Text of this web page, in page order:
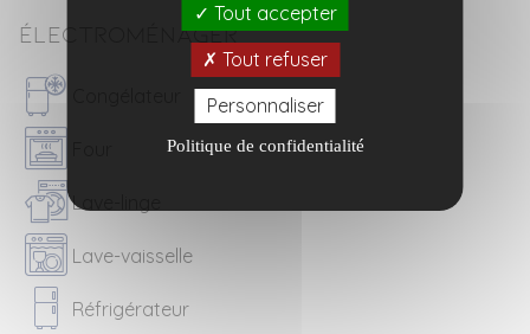
Électroménager
Lave-linge
Lave-vaisselle
Réfrigérateur
Tout accepter
Tout refuser
Personnaliser
Politique de confidentialité